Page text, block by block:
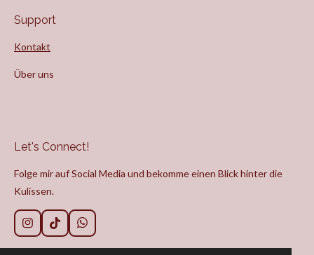
Support
Kontakt
Über uns
Let's Connect!
Folge mir auf Social Media und bekomme einen Blick hinter die
Kulissen.
I
n
T
i
W
h